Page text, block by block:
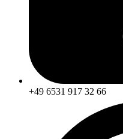
+49 6531 917 32 66